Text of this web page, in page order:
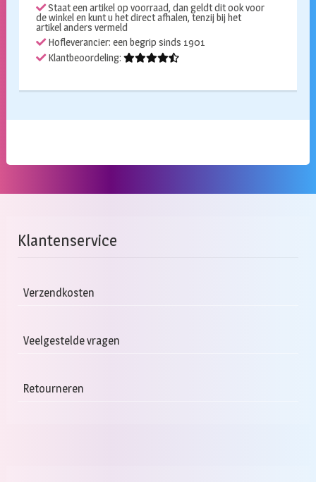
Staat een artikel op voorraad, dan geldt dit ook voor
de winkel en kunt u het direct afhalen, tenzij bij het
artikel anders vermeld
Hofleverancier: een begrip sinds 1901
Klantbeoordeling:
Klantenservice
Verzendkosten
Veelgestelde vragen
Retourneren